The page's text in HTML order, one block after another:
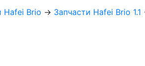
Hafei Brio → Запчасти Hafei Brio 1.1